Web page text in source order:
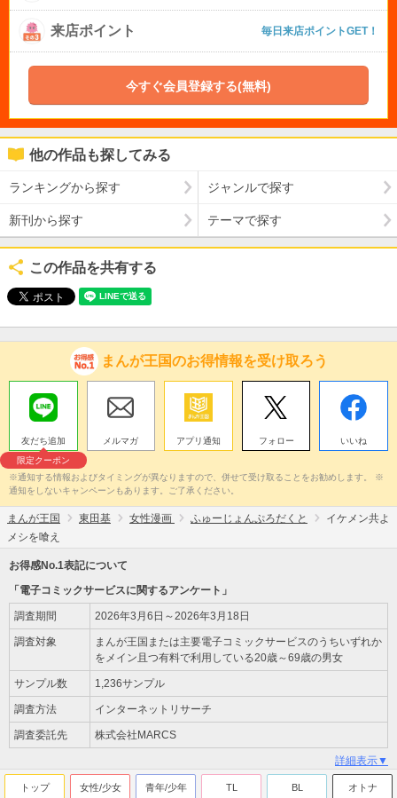
来店ポイント 毎日来店ポイントGET！
今すぐ会員登録する(無料)
他の作品も探してみる
ランキングから探す ジャンルで探す
新刊から探す テーマで探す
この作品を共有する
まんが王国のお得情報を受け取ろう
友だち追加
限定クーポン
メルマガ アプリ通知 フォロー いいね
※通知する情報およびタイミングが異なりますので、併せて受け取ることをお勧めします。 ※
通知をしないキャンペーンもあります。ご了承ください。
まんが王国 東田基 女性漫画 ふゅーじょんぷろだくと
イケメン共よ
メシを喰え
お得感No.1表記について
「電子コミックサービスに関するアンケート」
調査期間 2026年3月6日～2026年3月18日
調査対象
まんが王国または主要電子コミックサービスのうちいずれか
をメイン且つ有料で利用している20歳～69歳の男女
サンプル数 1,236サンプル
調査方法 インターネットリサーチ
調査委託先 株式会社MARCS
詳細表示▼
トップ 女性/少女 青年/少年 TL BL オトナ